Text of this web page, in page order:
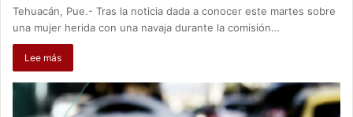
Tehuacán, Pue.- Tras la noticia dada a conocer este martes sobre
una mujer herida con una navaja durante la comisión…
Lee más